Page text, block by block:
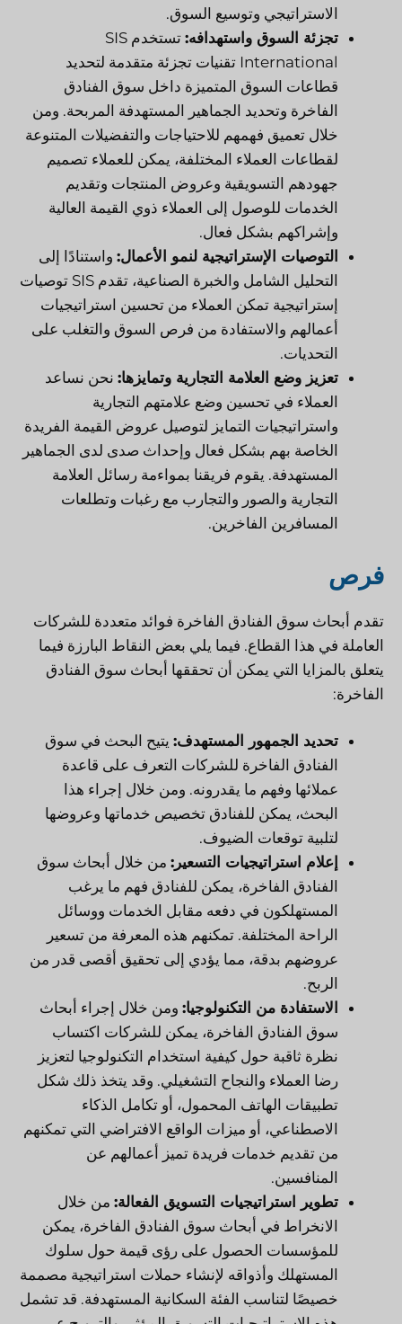
الاستراتيجي وتوسيع السوق.
تجزئة السوق واستهدافه:
تستخدم SIS
International تقنيات تجزئة متقدمة لتحديد
قطاعات السوق المتميزة داخل سوق الفنادق
الفاخرة وتحديد الجماهير المستهدفة المربحة. ومن
خلال تعميق فهمهم للاحتياجات والتفضيلات المتنوعة
لقطاعات العملاء المختلفة، يمكن للعملاء تصميم
جهودهم التسويقية وعروض المنتجات وتقديم
الخدمات للوصول إلى العملاء ذوي القيمة العالية
وإشراكهم بشكل فعال.
التوصيات الإستراتيجية لنمو الأعمال: واستنادًا إلى
التحليل الشامل والخبرة الصناعية، تقدم SIS توصيات
إستراتيجية تمكن العملاء من تحسين استراتيجيات
أعمالهم والاستفادة من فرص السوق والتغلب على
التحديات.
تعزيز وضع العلامة التجارية وتمايزها: نحن نساعد
العملاء في تحسين وضع علامتهم التجارية
واستراتيجيات التمايز لتوصيل عروض القيمة الفريدة
الخاصة بهم بشكل فعال وإحداث صدى لدى الجماهير
المستهدفة. يقوم فريقنا بمواءمة رسائل العلامة
التجارية والصور والتجارب مع رغبات وتطلعات
المسافرين الفاخرين.
فرص
تقدم أبحاث سوق الفنادق الفاخرة فوائد متعددة للشركات
العاملة في هذا القطاع. فيما يلي بعض النقاط البارزة فيما
يتعلق بالمزايا التي يمكن أن تحققها أبحاث سوق الفنادق
الفاخرة:
تحديد الجمهور المستهدف: يتيح البحث في سوق
الفنادق الفاخرة للشركات التعرف على قاعدة
عملائها وفهم ما يقدرونه. ومن خلال إجراء هذا
البحث، يمكن للفنادق تخصيص خدماتها وعروضها
لتلبية توقعات الضيوف.
إعلام استراتيجيات التسعير: من خلال أبحاث سوق
الفنادق الفاخرة، يمكن للفنادق فهم ما يرغب
المستهلكون في دفعه مقابل الخدمات ووسائل
الراحة المختلفة. تمكنهم هذه المعرفة من تسعير
عروضهم بدقة، مما يؤدي إلى تحقيق أقصى قدر من
الربح.
الاستفادة من التكنولوجيا: ومن خلال إجراء أبحاث
سوق الفنادق الفاخرة، يمكن للشركات اكتساب
نظرة ثاقبة حول كيفية استخدام التكنولوجيا لتعزيز
رضا العملاء والنجاح التشغيلي. وقد يتخذ ذلك شكل
تطبيقات الهاتف المحمول، أو تكامل الذكاء
الاصطناعي، أو ميزات الواقع الافتراضي التي تمكنهم
من تقديم خدمات فريدة تميز أعمالهم عن
المنافسين.
تطوير استراتيجيات التسويق الفعالة: من خلال
الانخراط في أبحاث سوق الفنادق الفاخرة، يمكن
للمؤسسات الحصول على رؤى قيمة حول سلوك
المستهلك وأذواقه لإنشاء حملات استراتيجية مصممة
خصيصًا لتناسب الفئة السكانية المستهدفة. قد تشمل